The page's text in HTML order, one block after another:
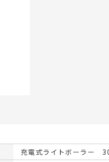
充電式ライトボーラー